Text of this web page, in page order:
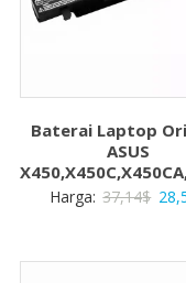
Baterai Laptop
ASUS
Harga: 37,14$